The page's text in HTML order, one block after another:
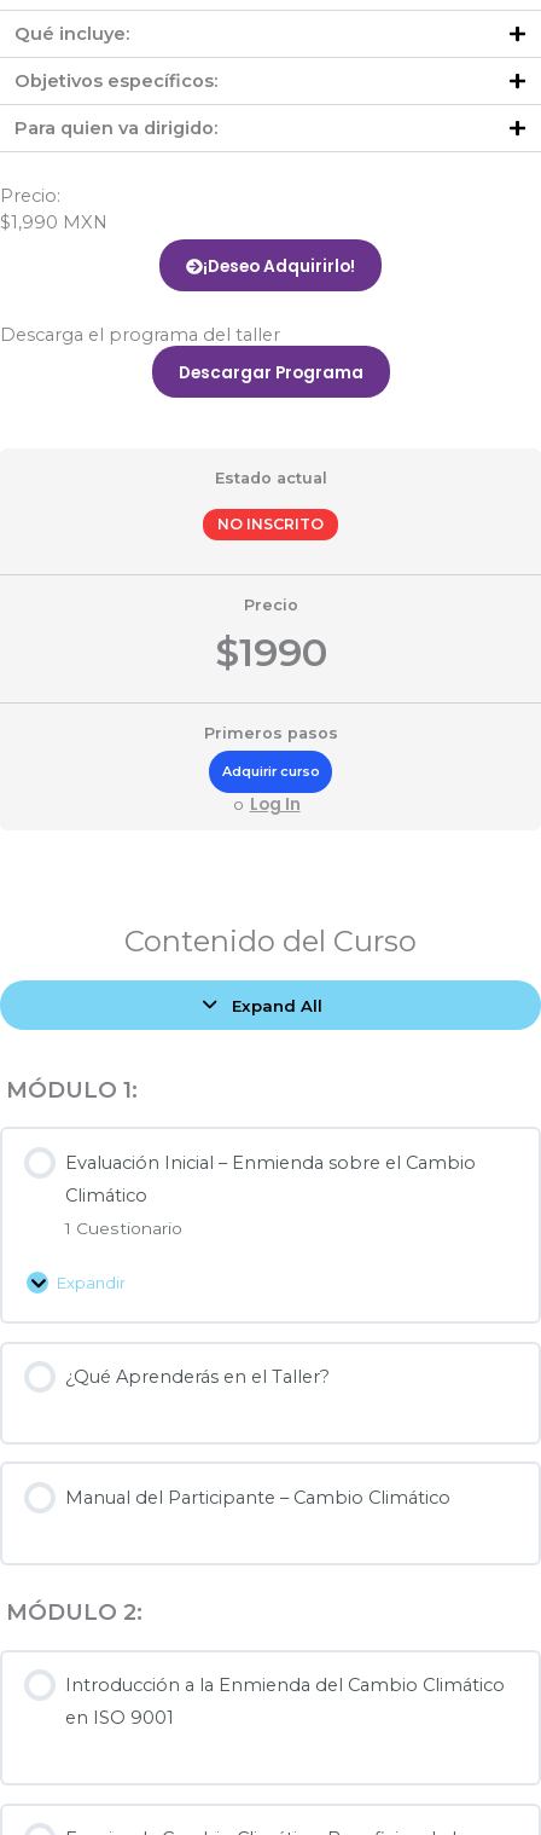
Qué incluye:
Objetivos específicos:
Para quien va dirigido:
Precio:
$1,990 MXN
¡Deseo Adquirirlo!
Descarga el programa del taller
Descargar Programa
Estado actual
NO INSCRITO
Precio
$1990
Primeros pasos
Adquirir curso
o Log In
Contenido del Curso
Expand All
Lecciones
MÓDULO 1:
Evaluación Inicial – Enmienda sobre el Cambio
Climático
1 Cuestionario
Expandir
Evaluación
–
Cambio
Climático
¿Qué Aprenderás en el Taller?
Manual del Participante – Cambio Climático
MÓDULO 2:
Introducción a la Enmienda del Cambio Climático
en ISO 9001
Dinámica
Enmienda
sobre